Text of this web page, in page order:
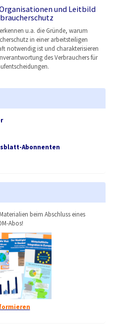
und Leitbild
u.a. die Gründe, warum
in einer arbeitsteiligen
notwendig ist und charakterisieren
des Verbrauchers für
Abonnenten
beim Abschluss eines
Abos!